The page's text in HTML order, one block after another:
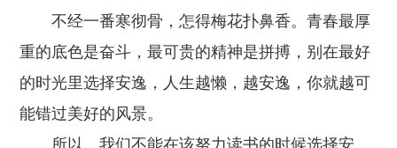
不经一番寒彻骨，怎得梅花扑鼻香。青春最厚
重的底色是奋斗，最可贵的精神是拼搏，别在最好
的时光里选择安逸，人生越懒，越安逸，你就越可
能错过美好的风景。
所以，我们不能在该努力读书的时候选择安